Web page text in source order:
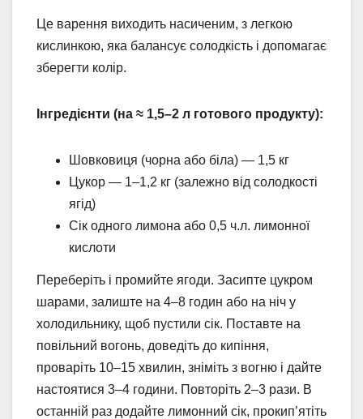
Це варення виходить насиченим, з легкою
кислинкою, яка балансує солодкість і допомагає
зберегти колір.
Інгредієнти (на ≈ 1,5–2 л готового продукту):
Шовковиця (чорна або біла) — 1,5 кг
Цукор — 1–1,2 кг (залежно від солодкості
ягід)
Сік одного лимона або 0,5 ч.л. лимонної
кислоти
Переберіть і промийте ягоди. Засипте цукром
шарами, залиште на 4–8 годин або на ніч у
холодильнику, щоб пустили сік. Поставте на
повільний вогонь, доведіть до кипіння,
проваріть 10–15 хвилин, зніміть з вогню і дайте
настоятися 3–4 години. Повторіть 2–3 рази. В
останній раз додайте лимонний сік, прокип’ятіть